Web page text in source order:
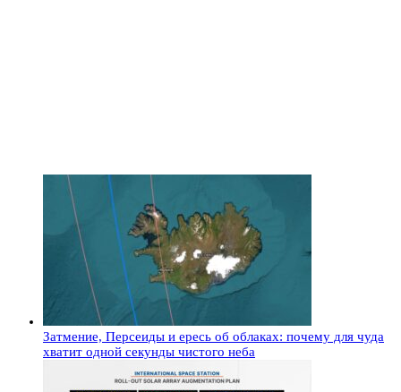
Затмение, Персеиды и ересь об облаках: почему для чуда
хватит одной секунды чистого неба